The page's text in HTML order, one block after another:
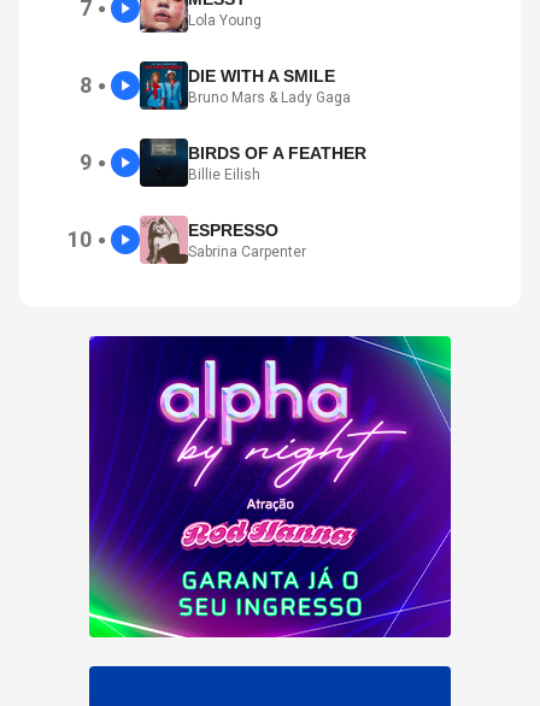
7 ●
Lola Young
8 ● DIE WITH A SMILE
Bruno Mars & Lady Gaga
9 ● BIRDS OF A FEATHER
Billie Eilish
10 ● ESPRESSO
Sabrina Carpenter